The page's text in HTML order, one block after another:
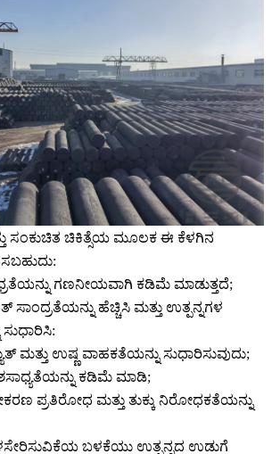
ಸಂಕುಚಿತ ಚಿಕಿತ್ಸೆಯ ಮೂಲಕ ಈ ಕೆಳಗಿನ
ಗಣನೀಯವಾಗಿ ಕಡಿಮೆ ಮಾಡುತ್ತದೆ;
ಸಾಂದ್ರತೆಯನ್ನು ಹೆಚ್ಚಿಸಿ ಮತ್ತು ಉತ್ಪನ್ನಗಳ
ಸುಧಾರಿಸಿ:
ಮತ್ತು ಉಷ್ಣ ವಾಹಕತೆಯನ್ನು ಸುಧಾರಿಸುವುದು;
ಕಡಿಮೆ ಮಾಡಿ;
ಪ್ರತಿರೋಧ ಮತ್ತು ತುಕ್ಕು ನಿರೋಧಕತೆಯನ್ನು
ಬಳಕೆಯು ಉತ್ಪನ್ನದ ಉಡುಗೆ